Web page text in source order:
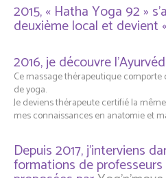
2015, « Hatha Yoga 92 »
deuxième local et devient
2016, je découvre
Ce massage thérapeutique
de yoga.
Je deviens thérapeute certifié la
mes connaissances en anatomie et
Depuis 2017, j’interviens
formations de